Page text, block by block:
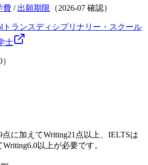
費 / 出願期限 （2026-07 確認）
トランスディシプリナリー・スクール
士
に加えてWriting21点以上、IELTSは
以上が必要です。